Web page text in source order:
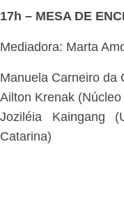
17h – MESA DE
Mediadora: Marta
Manuela Carneiro da
Ailton Krenak
Joziléia Kaingang
Catarina)